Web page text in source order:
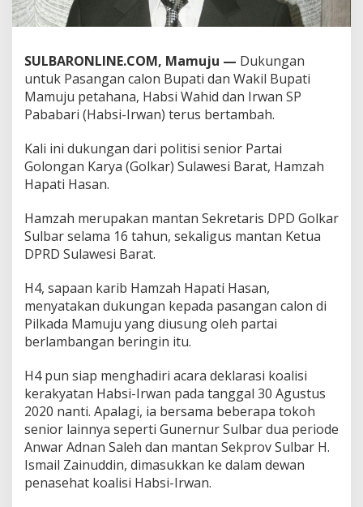
M
n
a
n
g
k
n
H
a
i
-
I
r
a
n
i
P
l
k
a
d
a
M
a
m
u
SULBARONLINE.COM, Mamuju — Dukungan
untuk Pasangan calon Bupati dan Wakil Bupati
Mamuju petahana, Habsi Wahid dan Irwan SP
Pababari (Habsi-Irwan) terus bertambah.
Kali ini dukungan dari politisi senior Partai
Golongan Karya (Golkar) Sulawesi Barat, Hamzah
Hapati Hasan.
Hamzah merupakan mantan Sekretaris DPD Golkar
Sulbar selama 16 tahun, sekaligus mantan Ketua
DPRD Sulawesi Barat.
H4, sapaan karib Hamzah Hapati Hasan,
menyatakan dukungan kepada pasangan calon di
Pilkada Mamuju yang diusung oleh partai
berlambangan beringin itu.
H4 pun siap menghadiri acara deklarasi koalisi
kerakyatan Habsi-Irwan pada tanggal 30 Agustus
2020 nanti. Apalagi, ia bersama beberapa tokoh
senior lainnya seperti Gunernur Sulbar dua periode
Anwar Adnan Saleh dan mantan Sekprov Sulbar H.
Ismail Zainuddin, dimasukkan ke dalam dewan
penasehat koalisi Habsi-Irwan.